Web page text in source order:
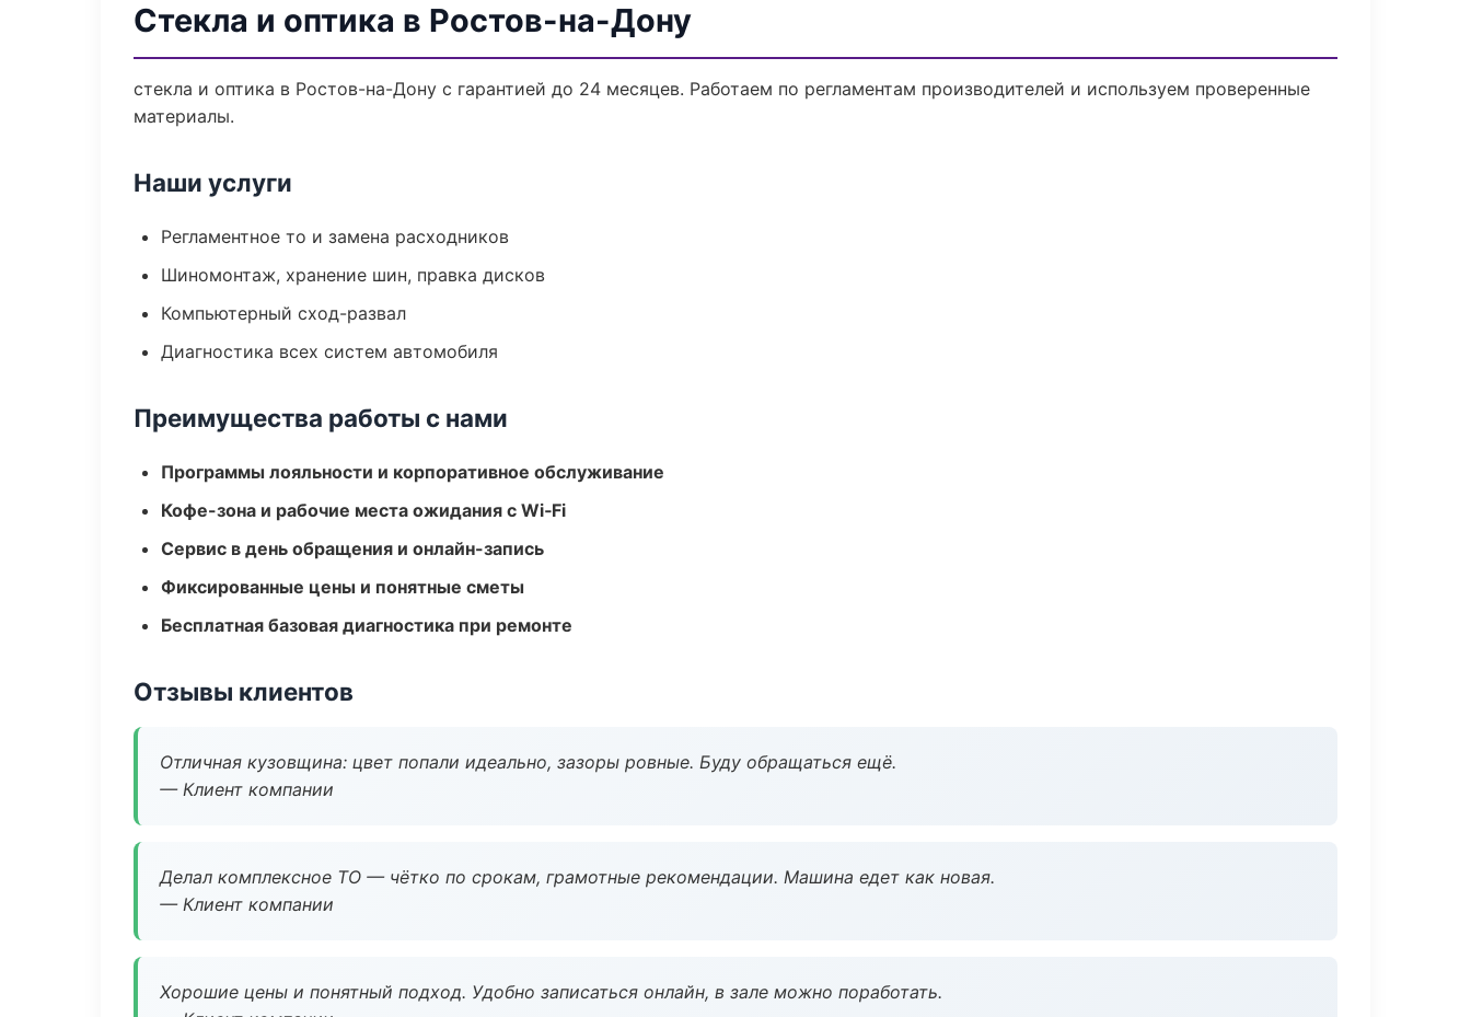
Стекла и оптика в Ростов-на-Дону
стекла и оптика в Ростов-на-Дону с гарантией до 24 месяцев. Работаем по регламентам производителей и используем проверенные
материалы.
Наши услуги
Регламентное то и замена расходников
Шиномонтаж, хранение шин, правка дисков
Компьютерный сход-развал
Диагностика всех систем автомобиля
Преимущества работы с нами
Программы лояльности и корпоративное обслуживание
Кофе-зона и рабочие места ожидания с Wi‑Fi
Сервис в день обращения и онлайн-запись
Фиксированные цены и понятные сметы
Бесплатная базовая диагностика при ремонте
Отзывы клиентов
Отличная кузовщина: цвет попали идеально, зазоры ровные. Буду обращаться ещё.
— Клиент компании
Делал комплексное ТО — чётко по срокам, грамотные рекомендации. Машина едет как новая.
— Клиент компании
Хорошие цены и понятный подход. Удобно записаться онлайн, в зале можно поработать.